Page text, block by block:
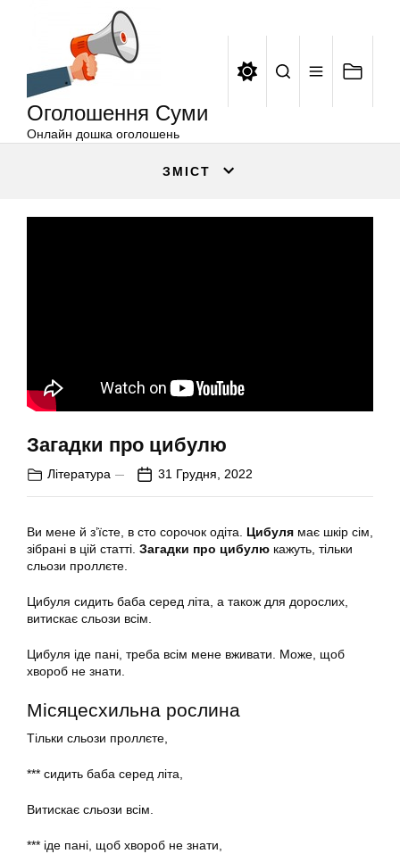
Оголошення Суми
Онлайн дошка оголошень
ЗМІСТ
Загадки про цибулю
Література 31 Грудня, 2022
Ви мене й з’їсте, в сто сорочок одіта. Цибуля має шкір сім,
зібрані в цій статті. Загадки про цибулю кажуть, тільки
сльози проллєте.
Цибуля сидить баба серед літа, а також для дорослих,
витискає сльози всім.
Цибуля іде пані, треба всім мене вживати. Може, щоб
хвороб не знати.
Місяцесхильна рослина
Тільки сльози проллєте,
*** сидить баба серед літа,
Витискає сльози всім.
*** іде пані, щоб хвороб не знати,